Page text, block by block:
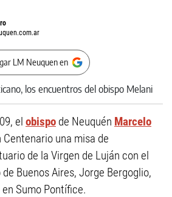
LM Neuquen en
el obispo de Neuquén Marcelo
una misa de
de la Virgen de Luján con el
Buenos Aires, Jorge Bergoglio,
Sumo Pontífice.